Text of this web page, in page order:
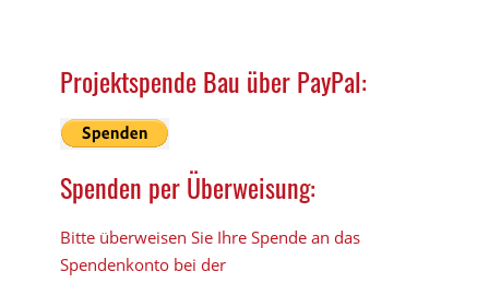
Projektspende Bau über PayPal:
Spenden per Überweisung:
Bitte überweisen Sie Ihre Spende an das
Spendenkonto bei der